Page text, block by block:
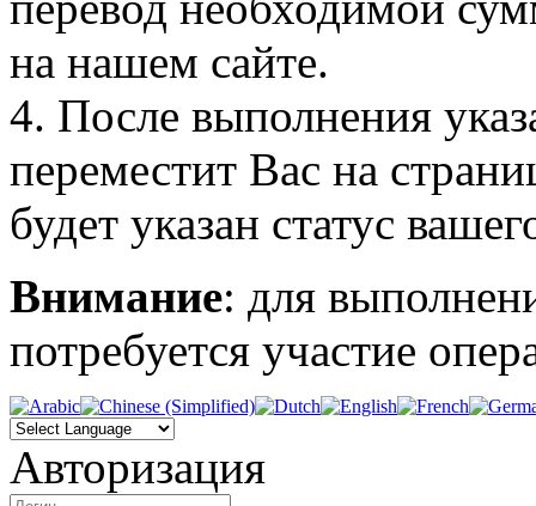
на нашем сайте.
4. После выполнения
переместит Вас на
будет указан статус
Внимание: для
потребуется участие
Авторизация